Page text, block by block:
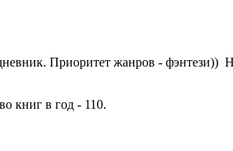
Приоритет жанров -
книг в год - 110.